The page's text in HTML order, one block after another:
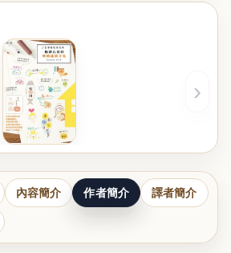
›
內容簡介 作者簡介 譯者簡介